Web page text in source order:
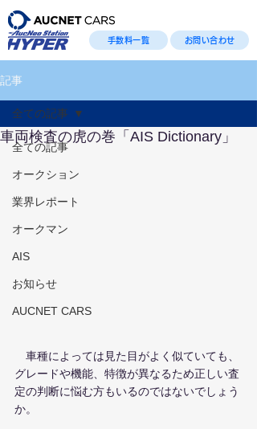
手数料一覧 お問い合わせ
記事
全ての記事
オークション
業界レポート
オークマン
AIS
お知らせ
AUCNET CARS
全ての記事
車両検査の虎の巻「AIS Dictionary」
車種によっては見た目がよく似ていても、
グレードや機能、特徴が異なるため正しい査
定の判断に悩む方もいるのではないでしょう
か。